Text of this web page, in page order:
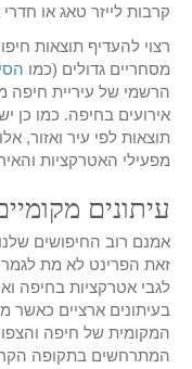
קרבות לייזר טאג או
רצוי להעדיף תוצאות
מסחריים גדולים (כמו
הרשמי של עיריית חיפה
אירועים בחיפה. כמו כן
תוצאות לפי עיר ואזור,
מפעילי האטרקציות
עיתונים
אמנם רוב החיפושים
זאת הפרינט לא מת
לגבי אטרקציות בחיפה
בעיתונים ארציים כאשר
המקומית של חיפה
המתרחשים בתקופה